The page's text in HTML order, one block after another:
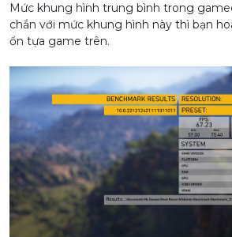
Mức khung hình trung bình trong
chắn với mức khung hình này thì bạn
ổn tựa game trên.